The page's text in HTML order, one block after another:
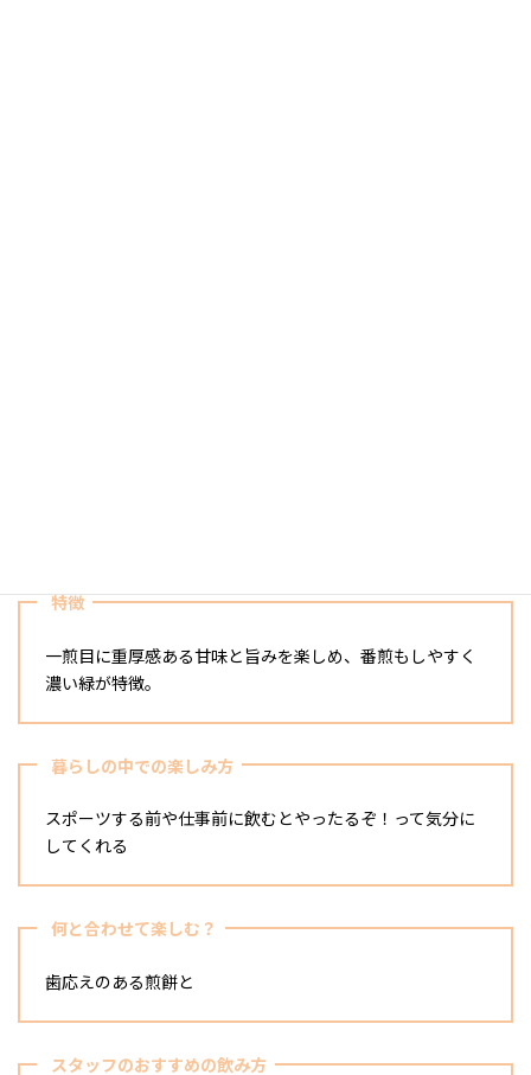
特徴
一煎目に重厚感ある甘味と旨みを楽しめ、番煎もしやすく
濃い緑が特徴。
暮らしの中での楽しみ方
スポーツする前や仕事前に飲むとやったるぞ！って気分に
してくれる
何と合わせて楽しむ？
歯応えのある煎餅と
スタッフのおすすめの飲み方